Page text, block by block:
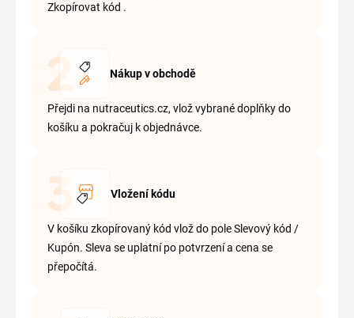
Zkopírovat kód .
Nákup v obchodě
Přejdi na nutraceutics.cz, vlož vybrané doplňky do
košíku a pokračuj k objednávce.
Vložení kódu
V košíku zkopírovaný kód vlož do pole Slevový kód /
Kupón. Sleva se uplatní po potvrzení a cena se
přepočítá.